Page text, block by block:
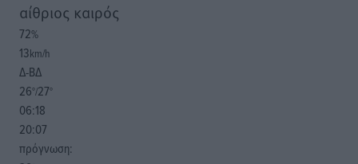
αίθριος καιρός
72%
13km/h
Δ-ΒΔ
26°/27°
06:18
20:07
πρόγνωση: